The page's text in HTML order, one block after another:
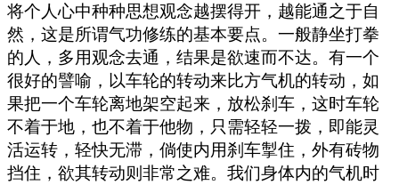
将个人心中种种思想观念越摆得开，越能通之于自
然，这是所谓气功修练的基本要点。一般静坐打拳
的人，多用观念去通，结果是欲速而不达。有一个
很好的譬喻，以车轮的转动来比方气机的转动，如
果把一个车轮离地架空起来，放松刹车，这时车轮
不着于地，也不着于他物，只需轻轻一拨，即能灵
活运转，轻快无滞，倘使内用刹车掣住，外有砖物
挡住，欲其转动则非常之难。我们身体内的气机时